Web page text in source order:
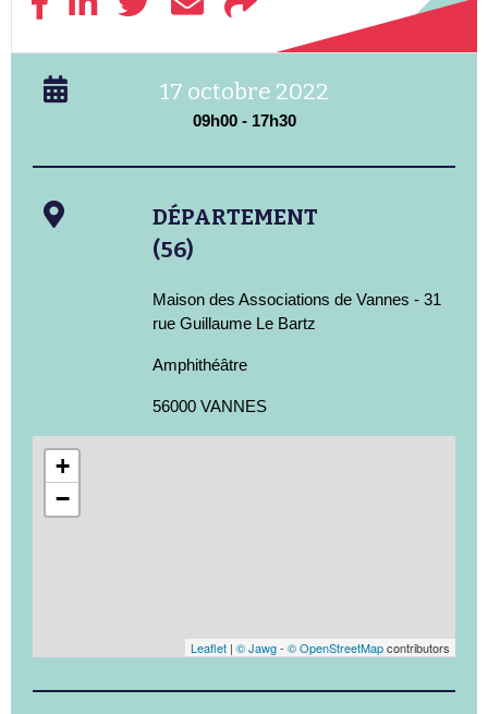
17 octobre 2022
09h00 - 17h30
DÉPARTEMENT
(56)
Maison des Associations de Vannes - 31
rue Guillaume Le Bartz
Amphithéâtre
56000 VANNES
+
−
Leaflet | © Jawg- © OpenStreetMapcontributors